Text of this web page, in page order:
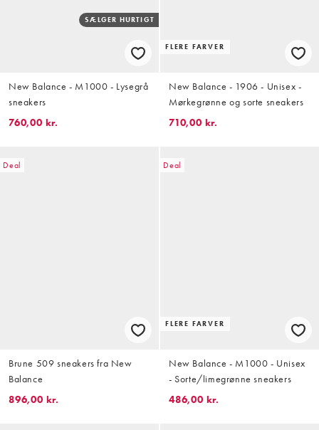
SÆLGER HURTIGT
New Balance - M1000 - Lysegrå
sneakers
760,00 kr.
FLERE FARVER
New Balance - 1906 - Unisex -
Mørkegrønne og sorte sneakers
710,00 kr.
Deal
Brune 509 sneakers fra New
Balance
896,00 kr.
Deal
FLERE FARVER
New Balance - M1000 - Unisex
- Sorte/limegrønne sneakers
486,00 kr.